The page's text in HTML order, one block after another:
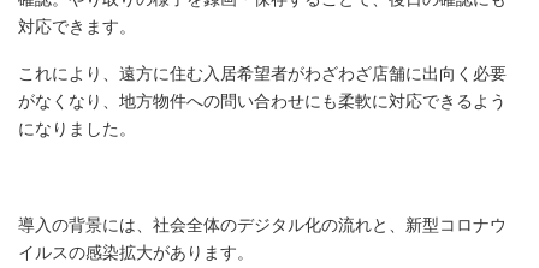
対応できます。
これにより、遠方に住む入居希望者がわざわざ店舗に出向く必要
がなくなり、地方物件への問い合わせにも柔軟に対応できるよう
になりました。
導入の背景には、社会全体のデジタル化の流れと、新型コロナウ
イルスの感染拡大があります。